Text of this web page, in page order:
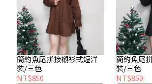
簡約魚尾拼接襯衫式短洋
裝/三色
NT$850
簡約魚尾
裝/三色
NT$850